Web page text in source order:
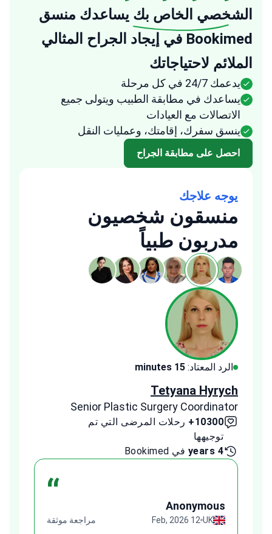
الشخصي الخاص بك يساعدك منسق
Bookimed في إيجاد الجراح المثالي
الملائم لاحتياجاتك
يدعمك 24/7 في كل مرحلة
يساعدك في مطابقة الطبيب ويتولى جميع
الاتصالات مع العيادات
ينسق سفرك، إقامتك، وعمليات النقل
احصل على مطابقة الجراح
يوجه علاجك
منسقون شخصيون
مدربون طبياً
الرد المعتاد: 15 minutes
Tetyana Hyrych
Senior Plastic Surgery Coordinator
10300+
رحلات المرضى التي تم
توجيهها
4 years
في Bookimed
“ Anonymous
UK
12 Feb, 2026 مراجعة موثقة